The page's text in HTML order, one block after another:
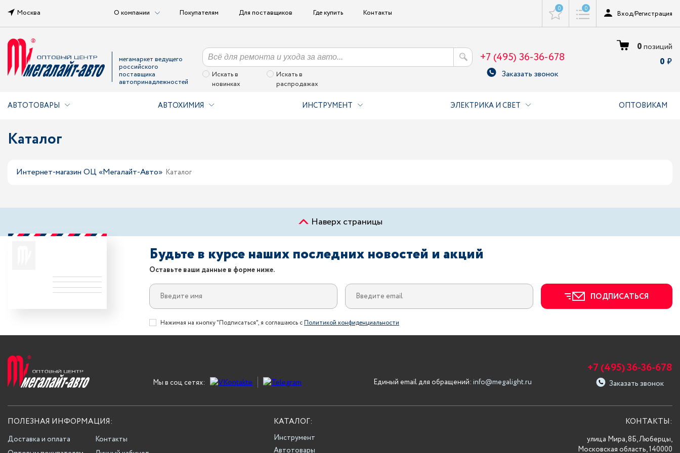
Москва О компании Покупателям Для поставщиков Где купить Контакты 0 0
Вход/Регистрация
мегамаркет ведущего
российского
поставщика
автопринадлежностей
Искать в
новинках
Искать в
распродажах
+7 (495) 36-36-678
Заказать звонок
0позиций
0
АВТОТОВАРЫ АВТОХИМИЯ ИНСТРУМЕНТ ЭЛЕКТРИКА И СВЕТ ОПТОВИКАМ
Каталог
Интернет-магазин ОЦ «Мегалайт-Авто» Каталог
Наверх страницы
Будьте в курсе наших последних новостей и акций
Оставьте ваши данные в форме ниже.
ПОДПИСАТЬСЯ
Нажимая на кнопку "Подписаться", я соглашаюсь сПолитикой конфиденциальности
Мы в соц сетях: Единый email для обращений: info@megalight.ru
+7 (495) 36-36-678
Заказать звонок
ПОЛЕЗНАЯ ИНФОРМАЦИЯ:
Доставка и оплата
Контакты
КАТАЛОГ:
Инструмент
Автотовары
КОНТАКТЫ:
улица Мира, 8Б, Люберцы,
Московская область, 140000